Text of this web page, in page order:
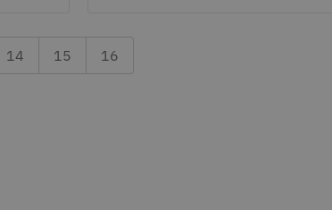
page 12
13
Page 14
14 Page 15
15 Last page 16
16